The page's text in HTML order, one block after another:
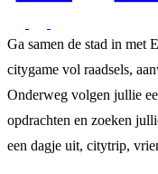
Ga samen de stad in met
citygame vol raadsels,
Onderweg volgen jullie
opdrachten en zoeken
een dagje uit, citytrip,